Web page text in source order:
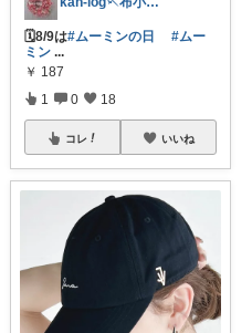
🗓️8/9は#ムーミンの日
#ムー
ミン ...
￥ 187
1 0 18
コレ いいね